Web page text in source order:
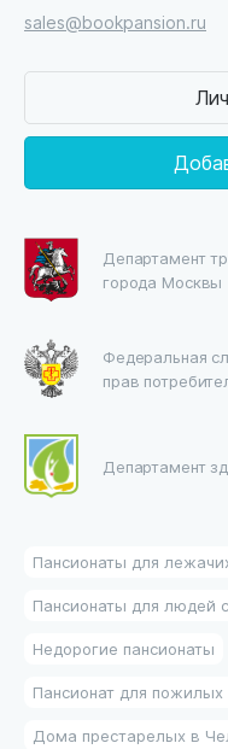
sales@bookpansion.ru
Департамент
города Москвы
Федеральная
прав
Департамент
Пансионаты для
Пансионаты для людей
Недорогие пансионаты
Пансионат для пожилых
Дома престарелых в